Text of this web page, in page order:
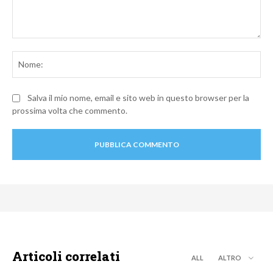
Salva il mio nome, email e sito web in questo browser per la
prossima volta che commento.
Articoli correlati ALL ALTRO